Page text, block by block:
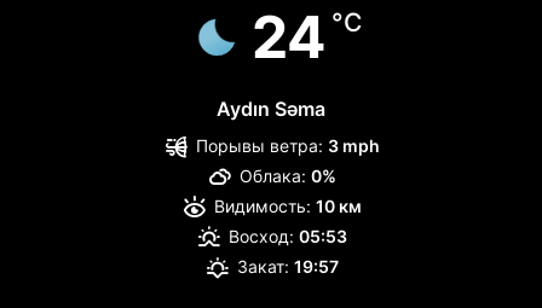
24 °C
Aydın Səma
Порывы ветра: 3 mph
Облака: 0%
Видимость: 10 км
Восход: 05:53
Закат: 19:57